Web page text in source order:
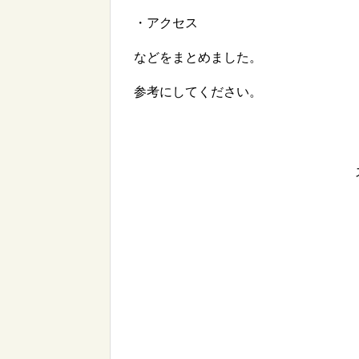
・アクセス
などをまとめました。
参考にしてください。